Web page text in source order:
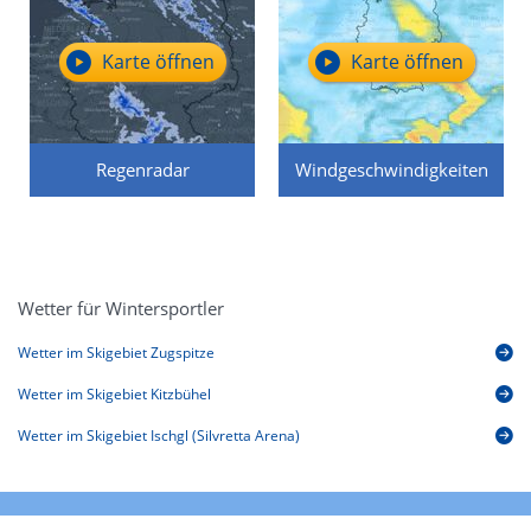
Regenradar
Karte öffnen
Windgeschwindigkeiten
Karte öffnen
Wetter für Wintersportler
Wetter im Skigebiet Zugspitze
Wetter im Skigebiet Kitzbühel
Wetter im Skigebiet Ischgl (Silvretta Arena)